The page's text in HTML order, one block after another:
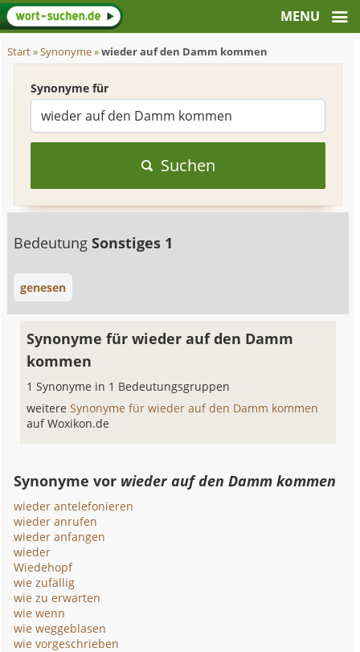
Start»Synonyme»wieder auf den Damm kommen
Synonyme für
Suchen
BedeutungSonstiges 1
genesen
Synonyme für wieder auf den Damm
kommen
1 Synonyme in 1 Bedeutungsgruppen
weitereSynonyme für wieder auf den Damm kommen
auf Woxikon.de
Synonyme vor wieder auf den Damm kommen
wieder antelefonieren
wieder anrufen
wieder anfangen
wieder
Wiedehopf
wie zufällig
wie zu erwarten
wie wenn
wie weggeblasen
wie vorgeschrieben